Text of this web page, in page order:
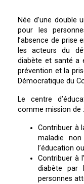
Née d’une double
pour les
l’absence de
les acteurs du
diabète et santé a
prévention et la
Démocratique du
Le centre
comme mission de :
Contribuer à
maladie non
l’éducation
Contribuer à
diabète par
personnes